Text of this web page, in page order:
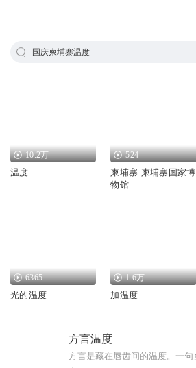
国庆柬埔寨温度
10.2万
温度
524
柬埔寨-柬埔寨国家博
物馆
6365
光的温度
1.6万
加温度
方言温度